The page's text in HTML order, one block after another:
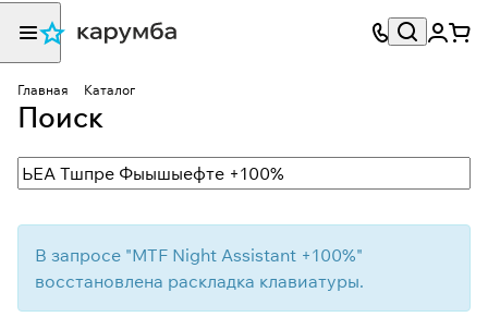
Главная Каталог
Поиск
В запросе "MTF Night Assistant +100%"
восстановлена раскладка клавиатуры.